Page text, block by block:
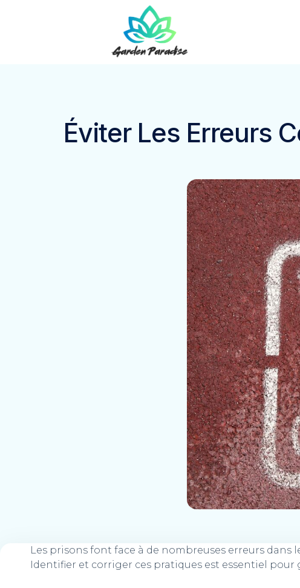
Éviter Les Erreurs
Les prisons font face à de nombreuses erreurs dans
Identifier et corriger ces pratiques est essentiel pour